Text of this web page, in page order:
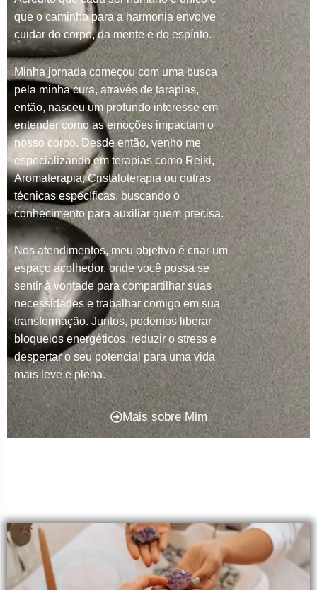
que o caminho para a harmonia envolve
cuidar do corpo, da mente e do espírito.
Minha jornada começou com uma busca
pela minha cura, através de tarapias,
então, nasceu um profundo interesse em
entender como as emoções impactam o
nosso corpo. Desde então, venho me
especializando em terapias como Reiki,
Aromaterapia, Cristaloterapia ou outras
técnicas específicas, buscando o
conhecimento para auxiliar quem precisa.
Nos atendimentos, meu objetivo é criar um
espaço acolhedor, onde você possa se
sentir à vontade para compartilhar suas
necessidades e trabalhar comigo em sua
transformação. Juntos, podemos liberar
bloqueios energéticos, reduzir o stress e
despertar o seu potencial para uma vida
mais leve e plena.
Mais sobre Mim